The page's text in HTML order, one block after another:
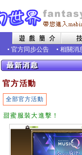
• 官方同步公告 • 相關消
官方活動
全部官方活動
甜蜜服裝大進擊！